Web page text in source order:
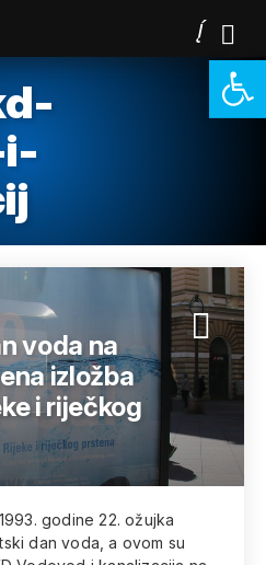
voda na
izložba
i riječkog
godine 22. ožujka
dan voda, a ovom su